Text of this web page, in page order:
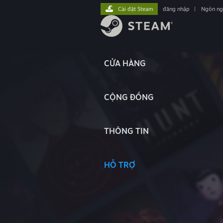
CỬA HÀNG
CỘNG ĐỒNG
THÔNG TIN
HỖ TRỢ
Cài đặt Steam đăng nhập Ngôn